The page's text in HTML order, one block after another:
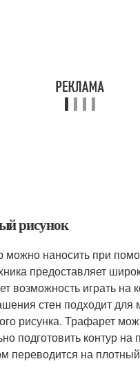
рисунок
можно наносить при
предоставляет
возможность играть на
стен подходит для
рисунка. Трафарет
подготовить контур на
переводится на